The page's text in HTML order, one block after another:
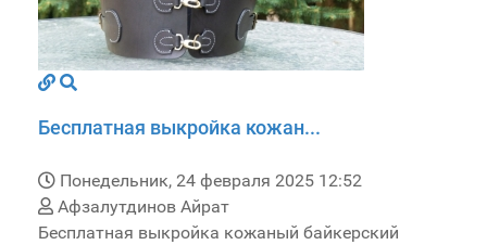
Бесплатная выкройка кожан...
Понедельник, 24 февраля 2025 12:52
Афзалутдинов Айрат
Бесплатная выкройка кожаный байкерский